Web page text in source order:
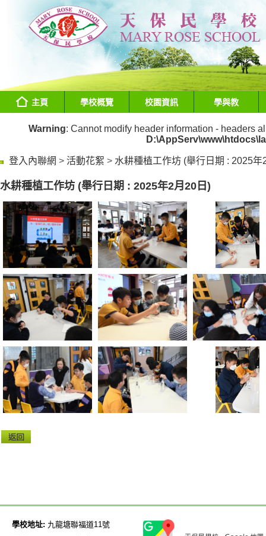
主頁 學校概覽 校園資訊 學與教
Warning: Cannot modify header information - headers
登入內聯網 > 活動花絮 > 水耕種植工作坊 (舉行日期 : 2025年
水耕種植工作坊 (舉行日期 : 2025年2月20日)
學校地址: 九龍塘聯福道11號